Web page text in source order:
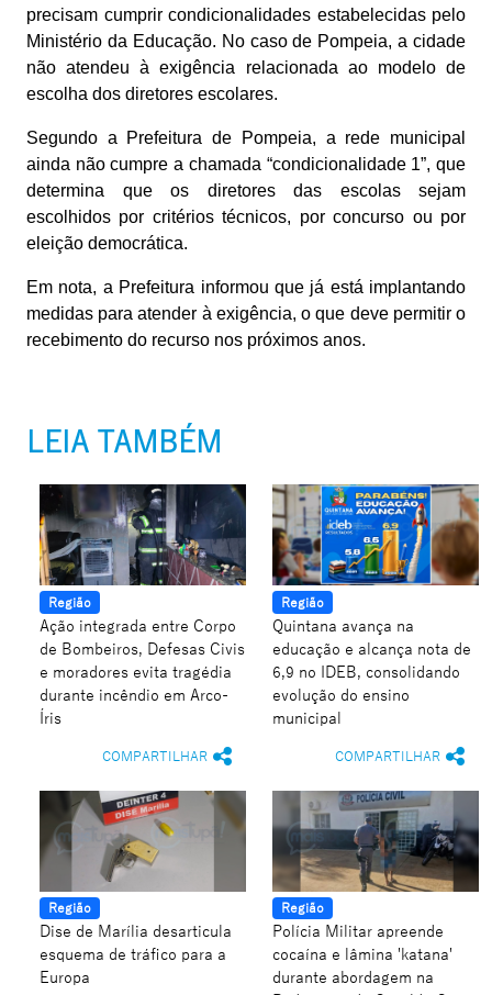
precisam cumprir condicionalidades estabelecidas pelo
Ministério da Educação. No caso de Pompeia, a cidade
não atendeu à exigência relacionada ao modelo de
escolha dos diretores escolares.
Segundo a Prefeitura de Pompeia, a rede municipal
ainda não cumpre a chamada “condicionalidade 1”, que
determina que os diretores das escolas sejam
escolhidos por critérios técnicos, por concurso ou por
eleição democrática.
Em nota, a Prefeitura informou que já está implantando
medidas para atender à exigência, o que deve permitir o
recebimento do recurso nos próximos anos.
LEIA TAMBÉM
Região
Ação integrada entre Corpo
de Bombeiros, Defesas Civis
e moradores evita tragédia
durante incêndio em Arco-
Íris
COMPARTILHAR
Região
Quintana avança na
educação e alcança nota de
6,9 no IDEB, consolidando
evolução do ensino
municipal
COMPARTILHAR
Região
Dise de Marília desarticula
esquema de tráfico para a
Europa
Região
Polícia Militar apreende
cocaína e lâmina 'katana'
durante abordagem na